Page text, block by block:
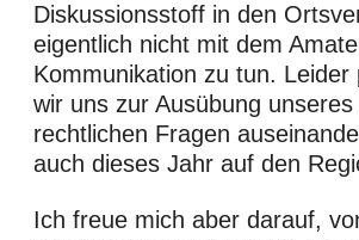
Diskussionsstoff in den
eigentlich nicht mit dem
Kommunikation zu tun.
wir uns zur Ausübung
rechtlichen Fragen
auch dieses Jahr auf den
Ich freue mich aber darauf,